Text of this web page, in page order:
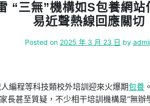
“三無”機構如S包養網
易近聲熱線回應關切
Posted on 2025 年 3 月 23 日 by
編程等科技類校外培訓迎來火爆期包養
長甚至質疑，不少相干培訓機構是“無